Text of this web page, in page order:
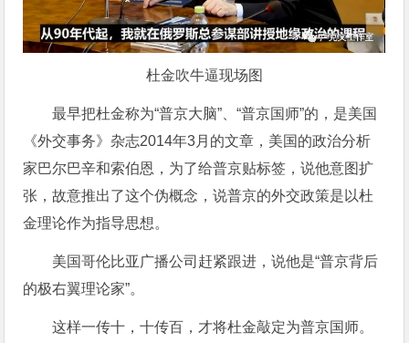
杜金吹牛逼现场图
最早把杜金称为“普京大脑”、“普京国师”的，是美国
《外交事务》杂志2014年3月的文章，美国的政治分析
家巴尔巴辛和索伯恩，为了给普京贴标签，说他意图扩
张，故意推出了这个伪概念，说普京的外交政策是以杜
金理论作为指导思想。
美国哥伦比亚广播公司赶紧跟进，说他是“普京背后
的极右翼理论家”。
这样一传十，十传百，才将杜金敲定为普京国师。